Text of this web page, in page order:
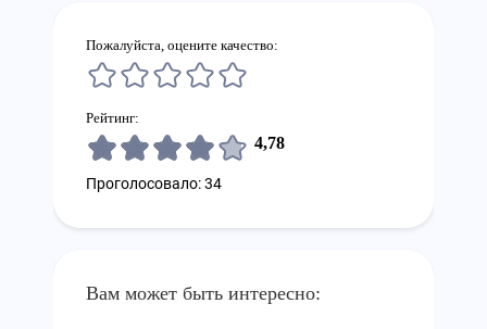
Пожалуйста, оцените качество:
Рейтинг:
4,78
Проголосовало: 34
Вам может быть интересно: